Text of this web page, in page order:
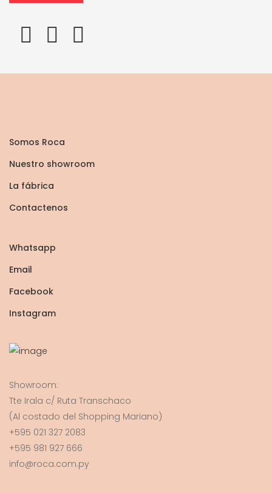
Somos Roca
Nuestro showroom
La fábrica
Contactenos
Whatsapp
Email
Facebook
Instagram
Showroom:
Tte Irala c/ Ruta Transchaco
(Al costado del Shopping Mariano)
+595 021 327 2083
+595 981 927 666
info@roca.com.py